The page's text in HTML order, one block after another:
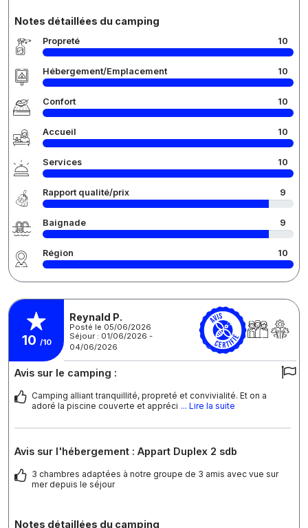
Notes détaillées du camping
Propreté 10
Hébergement/Emplacement 10
Confort 10
Accueil 10
Services 10
Rapport qualité/prix 9
Baignade 9
Région 10
10 /10
Reynald P.
Posté le 05/06/2026
Séjour : 01/06/2026 -
04/06/2026
Avis sur le camping :
Camping alliant tranquillité, propreté et convivialité. Et on a
adoré la piscine couverte et appréci ... Lire la suite
Avis sur l'hébergement : Appart Duplex 2 sdb
3 chambres adaptées à notre groupe de 3 amis avec vue sur
mer depuis le séjour
Notes détaillées du camping